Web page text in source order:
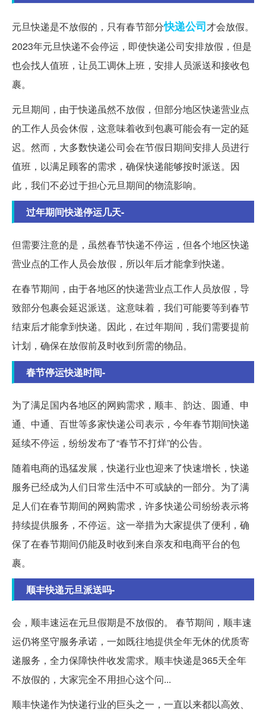
元旦快递是不放假的，只有春节部分快递公司才会放假。
2023年元旦快递不会停运，即使快递公司安排放假，但是
也会找人值班，让员工调休上班，安排人员派送和接收包
裹。
元旦期间，由于快递虽然不放假，但部分地区快递营业点
的工作人员会休假，这意味着收到包裹可能会有一定的延
迟。然而，大多数快递公司会在节假日期间安排人员进行
值班，以满足顾客的需求，确保快递能够按时派送。因
此，我们不必过于担心元旦期间的物流影响。
过年期间快递停运几天-
但需要注意的是，虽然春节快递不停运，但各个地区快递
营业点的工作人员会放假，所以年后才能拿到快递。
在春节期间，由于各地区的快递营业点工作人员放假，导
致部分包裹会延迟派送。这意味着，我们可能要等到春节
结束后才能拿到快递。因此，在过年期间，我们需要提前
计划，确保在放假前及时收到所需的物品。
春节停运快递时间-
为了满足国内各地区的网购需求，顺丰、韵达、圆通、申
通、中通、百世等多家快递公司表示，今年春节期间快递
延续不停运，纷纷发布了“春节不打烊”的公告。
随着电商的迅猛发展，快递行业也迎来了快速增长，快递
服务已经成为人们日常生活中不可或缺的一部分。为了满
足人们在春节期间的网购需求，许多快递公司纷纷表示将
持续提供服务，不停运。这一举措为大家提供了便利，确
保了在春节期间仍能及时收到来自亲友和电商平台的包
裹。
顺丰快递元旦派送吗-
会，顺丰速运在元旦假期是不放假的。 春节期间，顺丰速
运仍将坚守服务承诺，一如既往地提供全年无休的优质寄
递服务，全力保障快件收发需求。顺丰快递是365天全年
不放假的，大家完全不用担心这个问...
顺丰快递作为快递行业的巨头之一，一直以来都以高效、